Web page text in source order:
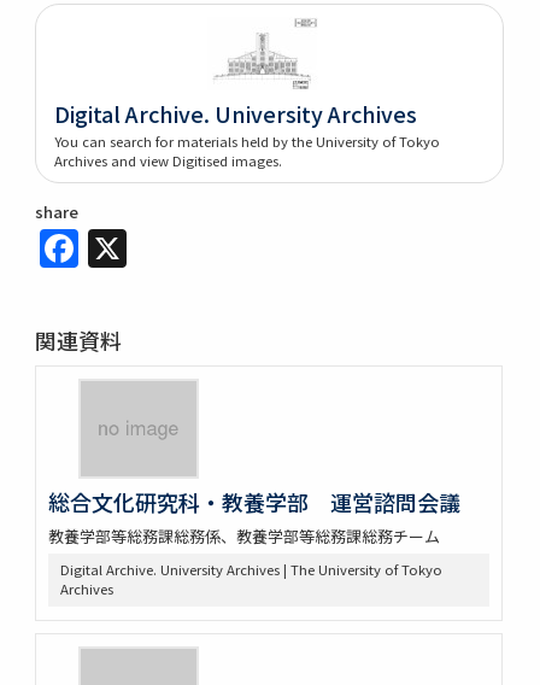
Digital Archive. University Archives
You can search for materials held by the University of Tokyo
Archives and view Digitised images.
share
Facebook
関連資料
総合文化研究科・教養学部 運営諮問会議
教養学部等総務課総務係、教養学部等総務課総務チーム
Digital Archive. University Archives | The University of Tokyo
Archives